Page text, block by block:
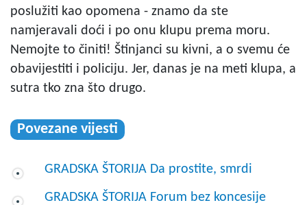
poslužiti kao opomena - znamo da ste
namjeravali doći i po onu klupu prema moru.
Nemojte to činiti! Štinjanci su kivni, a o svemu će
obavijestiti i policiju. Jer, danas je na meti klupa, a
sutra tko zna što drugo.
Povezane vijesti
GRADSKA ŠTORIJA Da prostite, smrdi
GRADSKA ŠTORIJA Forum bez koncesije